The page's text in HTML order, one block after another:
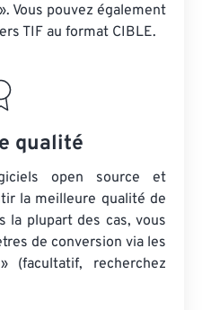
Vous pouvez également
TIFau format CIBLE.
qualité
open source et
la meilleure qualité de
la plupart des cas, vous
de conversion via les
(facultatif, recherchez